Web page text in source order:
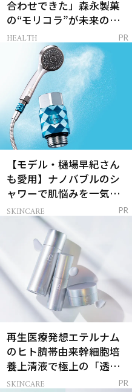
合わせできた」森永製菓
の“モリコラ”が未来のキ
レイを連れてくる！
HEALTH PR
【モデル・樋場早紀さん
も愛用】ナノバブルのシ
ャワーで肌悩みを一気に
解決
SKINCARE PR
再生医療発想エテルナム
のヒト臍帯由来幹細胞培
養上清液で極上の「透明
感ハリ肌」へ
SKINCARE PR